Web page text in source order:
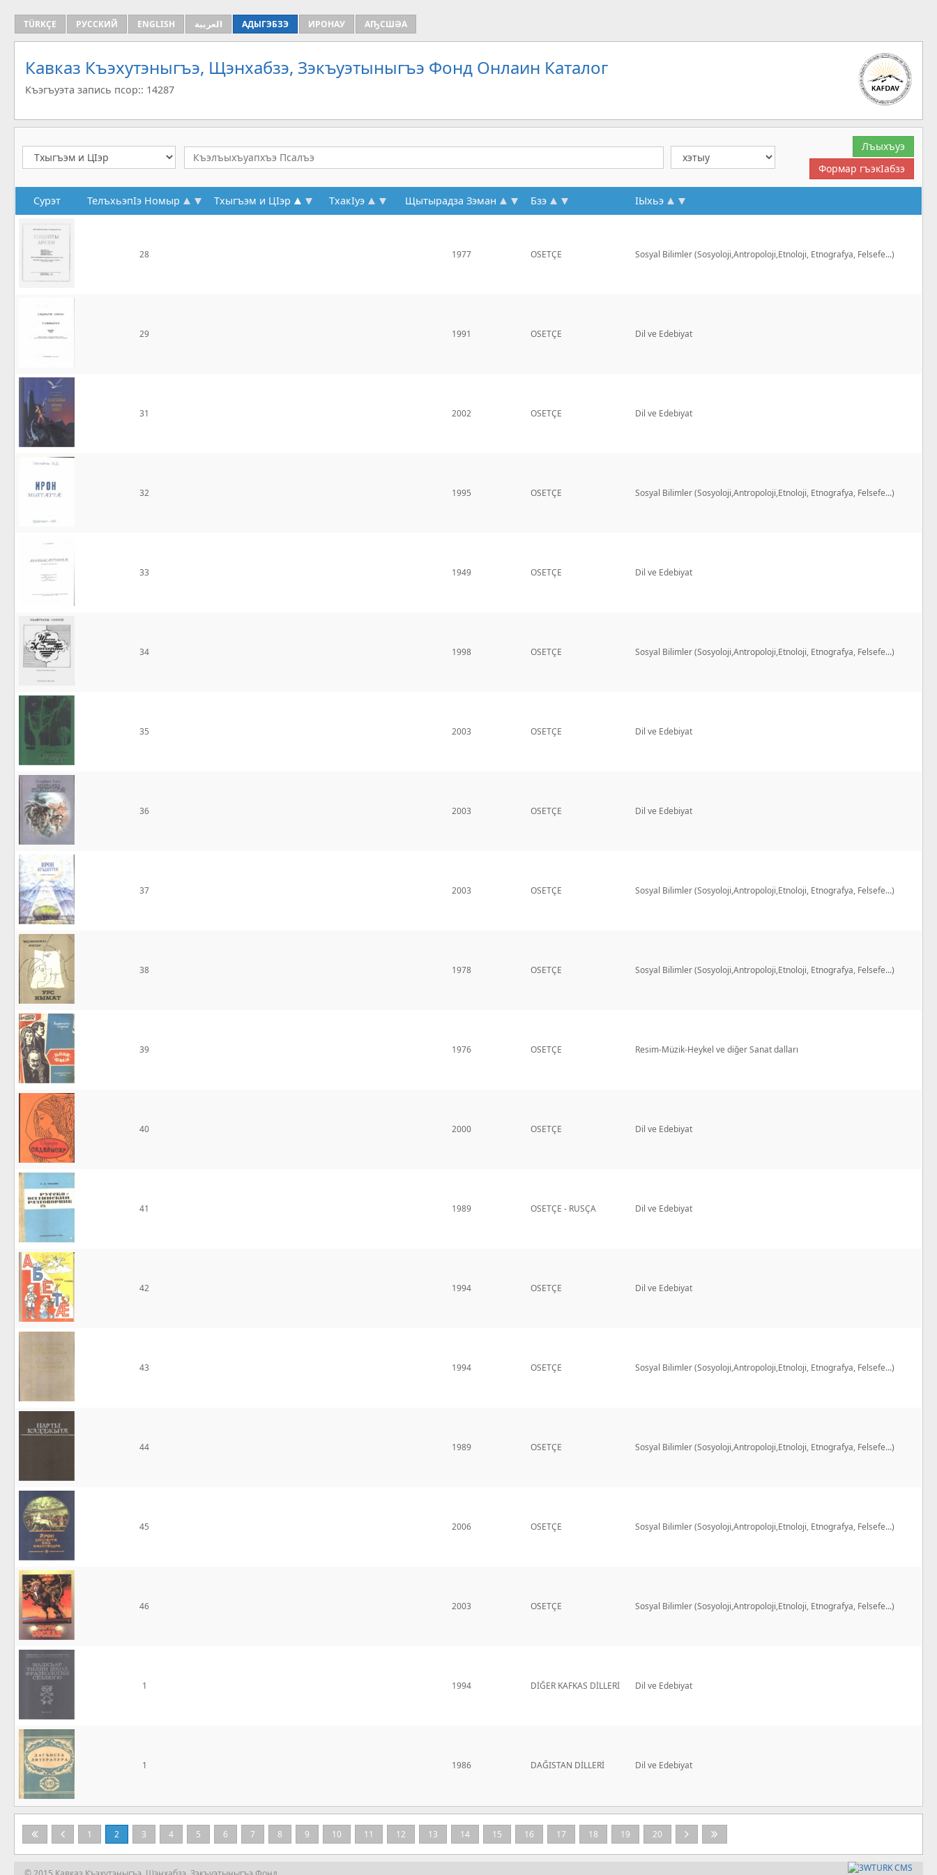
TÜRKÇE РУССКИЙ ENGLISH العربية АДЫГЭБЗЭ ИРОНАУ АҦСШӘА
Кавказ Къэхутэныгъэ, Щэнхабзэ, Зэкъуэтыныгъэ Фонд Онлаин Каталог
Къэгъуэта запись псор:: 14287
Сурэт ТелъхьэпIэ Номыр Тхыгъэм и ЦIэр ТхакIуэ Щытырадза Зэман Бзэ IЫхьэ
28 1977 OSETÇE Sosyal Bilimler (Sosyoloji,Antropoloji,Etnoloji, Etnografya, Felsefe...)
29 1991 OSETÇE Dil ve Edebiyat
31 2002 OSETÇE Dil ve Edebiyat
32 1995 OSETÇE Sosyal Bilimler (Sosyoloji,Antropoloji,Etnoloji, Etnografya, Felsefe...)
33 1949 OSETÇE Dil ve Edebiyat
34 1998 OSETÇE Sosyal Bilimler (Sosyoloji,Antropoloji,Etnoloji, Etnografya, Felsefe...)
35 2003 OSETÇE Dil ve Edebiyat
36 2003 OSETÇE Dil ve Edebiyat
37 2003 OSETÇE Sosyal Bilimler (Sosyoloji,Antropoloji,Etnoloji, Etnografya, Felsefe...)
38 1978 OSETÇE Sosyal Bilimler (Sosyoloji,Antropoloji,Etnoloji, Etnografya, Felsefe...)
39 1976 OSETÇE Resim-Müzik-Heykel ve diğer Sanat dalları
40 2000 OSETÇE Dil ve Edebiyat
41 1989 OSETÇE - RUSÇA Dil ve Edebiyat
42 1994 OSETÇE Dil ve Edebiyat
43 1994 OSETÇE Sosyal Bilimler (Sosyoloji,Antropoloji,Etnoloji, Etnografya, Felsefe...)
44 1989 OSETÇE Sosyal Bilimler (Sosyoloji,Antropoloji,Etnoloji, Etnografya, Felsefe...)
45 2006 OSETÇE Sosyal Bilimler (Sosyoloji,Antropoloji,Etnoloji, Etnografya, Felsefe...)
46 2003 OSETÇE Sosyal Bilimler (Sosyoloji,Antropoloji,Etnoloji, Etnografya, Felsefe...)
1 1994 DİĞER KAFKAS DİLLERİ Dil ve Edebiyat
1 1986 DAĞISTAN DİLLERİ Dil ve Edebiyat
1 2 3 4 5 6 7 8 9 10 11 12 13 14 15 16 17 18 19 20